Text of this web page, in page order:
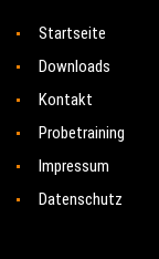
Startseite
Downloads
Kontakt
Probetraining
Impressum
Datenschutz